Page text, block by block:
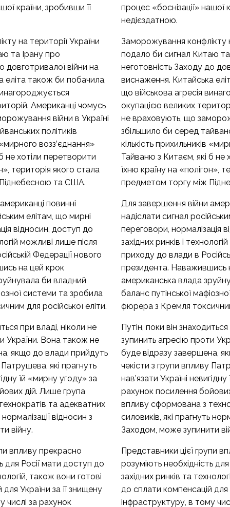
країни, зробивши її
на території України
та Ірану про
довготривалої війни на
еліта також би побачила,
Американці чомусь
війни в Україні
політиків
«мирного возз’єднання»
не хотіли перетворити
територія якого стала
та США.
повинні
елітам, що мирні
відносин, доступ до
можливі лише після
Федерації нового
на цей крок
би владний
системи та зробила
для російської еліти.
при владі, ніколи не
України. Вона також не
якщо до влади прийдуть
які прагнуть
їй «мирну угоду» за
дій. Лише група
та адекватних
відносин з
війну.
впливу прекрасно
для Росії мати доступ до
також вони готові
України за її знищену
числі за рахунок
процес «боснізації» нашої
недієздатною.
Заморожування конфлікту
подало би сигнал Китаю
неготовність Заходу до
виснаження. Китайська
що військова агресія
окупацією великих
не враховують, що
збільшило би серед
кількість прихильників
Тайваню з Китаєм, які б не
їхню країну на «полігон»,
предметом торгу між
Для завершення війни
надіслати сигнал
переговори, нормалізація
західних ринків і
приходу до влади в
президента. Наважившись
американська влада
баланс путінської
фюрера з Кремля
Путін, поки він
зупинить агресію проти
буде відразу завершена,
чекісти з групи впливу
нав’язати Україні
рахунок посилення
впливу сформована з
силовиків, які прагнуть
Заходом, може зупинити
Представники цієї групи
розуміють необхідність
західних ринків та
до сплати компенсацій для
інфраструктуру, в тому